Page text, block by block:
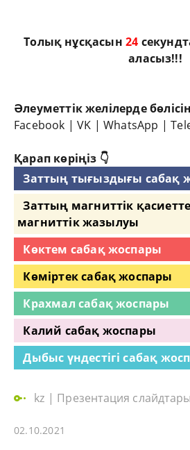
Толық нұсқасын23
аласыз!!!
Әлеуметтік желілерде
Facebook |VK |WhatsApp |
Қарап көріңіз 👇
Заттың тығыздығы сабақ
Заттың магниттік
магниттік жазылуы
Көктем сабақ жоспары
Көміртек сабақ жоспары
Крахмал сабақ жоспары
Калий сабақ жоспары
Дыбыс үндестігі сабақ
kz | Презентация слайдтары
02.10.2021